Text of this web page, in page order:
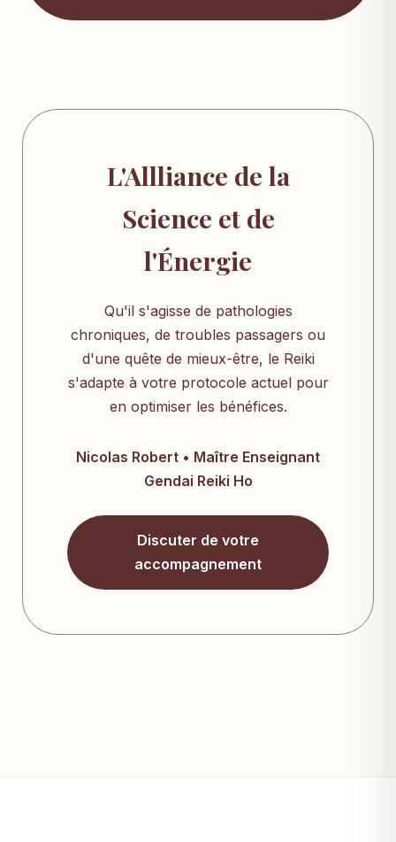
L'Allliance de la
Science et de
l'Énergie
Qu'il s'agisse de pathologies
chroniques, de troubles passagers ou
d'une quête de mieux-être, le Reiki
s'adapte à votre protocole actuel pour
en optimiser les bénéfices.
Nicolas Robert • Maître Enseignant
Gendai Reiki Ho
Discuter de votre
accompagnement